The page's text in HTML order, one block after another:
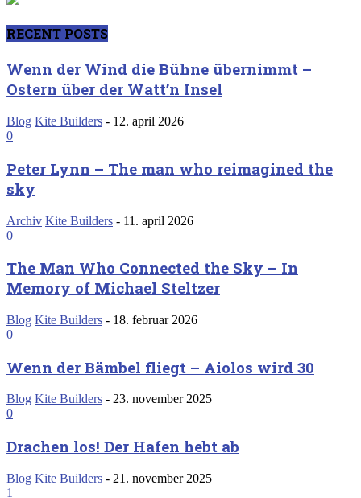
RECENT POSTS
Wenn der Wind die Bühne übernimmt –
Ostern über der Watt’n Insel
Blog Kite Builders - 12. april 2026
0
Peter Lynn – The man who reimagined the
sky
Archiv Kite Builders - 11. april 2026
0
The Man Who Connected the Sky – In
Memory of Michael Steltzer
Blog Kite Builders - 18. februar 2026
0
Wenn der Bämbel fliegt – Aiolos wird 30
Blog Kite Builders - 23. november 2025
0
Drachen los! Der Hafen hebt ab
Blog Kite Builders - 21. november 2025
1